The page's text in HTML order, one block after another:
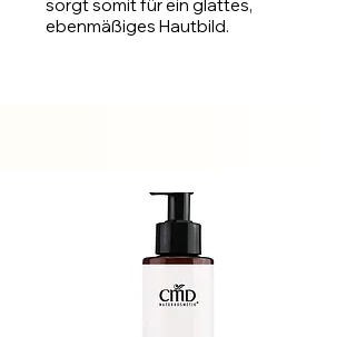
sorgt somit für ein glattes,
ebenmäßiges Hautbild.